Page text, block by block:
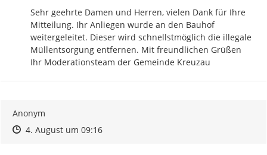
Sehr geehrte Damen und Herren, vielen Dank für Ihre
Mitteilung. Ihr Anliegen wurde an den Bauhof
weitergeleitet. Dieser wird schnellstmöglich die illegale
Müllentsorgung entfernen. Mit freundlichen Grüßen
Ihr Moderationsteam der Gemeinde Kreuzau
Anonym
Zeitpunkt des Erstellens
Zeitpunkt des Erstellens
4. August um 09:16Zur Äußerung